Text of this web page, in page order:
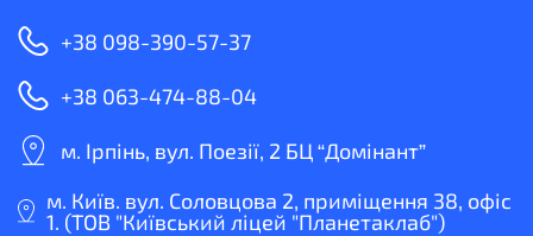
+38 098-390-57-37
+38 063-474-88-04
м. Ірпінь, вул. Поезії, 2 БЦ “Домінант”
м. Київ. вул. Соловцова 2, приміщення 38, офіс
1. (ТОВ "Київський ліцей "Планетаклаб")